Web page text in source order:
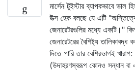
মার্সেন টুইস্টার ব্যাপকভাবে ভাল
উত্স হেক বলছে যে এটি
জেনারেটরগুলির মধ্যে একটি।"
জেনারেটরের বৈশিষ্ট্য
দিতে পারি তার বেশিরভাগই
(উদাহরণস্বরূপ কোনও সন্ধান বা